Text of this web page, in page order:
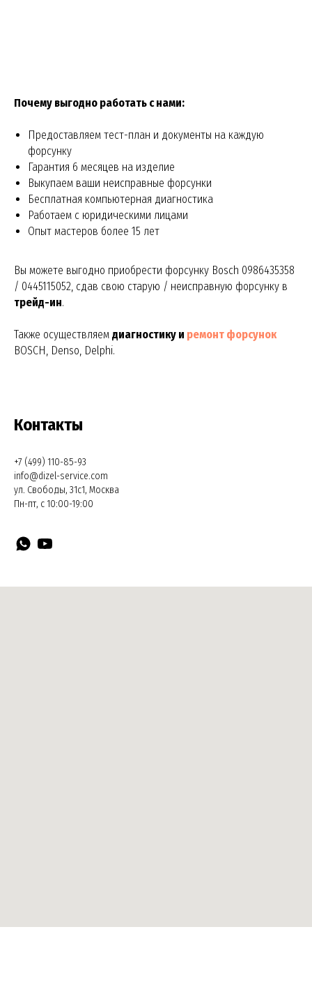
Почему выгодно работать с нами:
Предоставляем тест-план и документы на каждую
форсунку
Гарантия 6 месяцев на изделие
Выкупаем ваши неисправные форсунки
Бесплатная компьютерная диагностика
Работаем с юридическими лицами
Опыт мастеров более 15 лет
Вы можете выгодно приобрести форсунку Bosch 0986435358
/ 0445115052, сдав свою старую / неисправную форсунку в
трейд-ин.
Также осуществляем диагностику и ремонт форсунок
BOSCH, Denso, Delphi.
Контакты
+7 (499) 110-85-93
info@dizel-service.com
ул. Свободы, 31с1, Москва
Пн-пт, с 10:00-19:00